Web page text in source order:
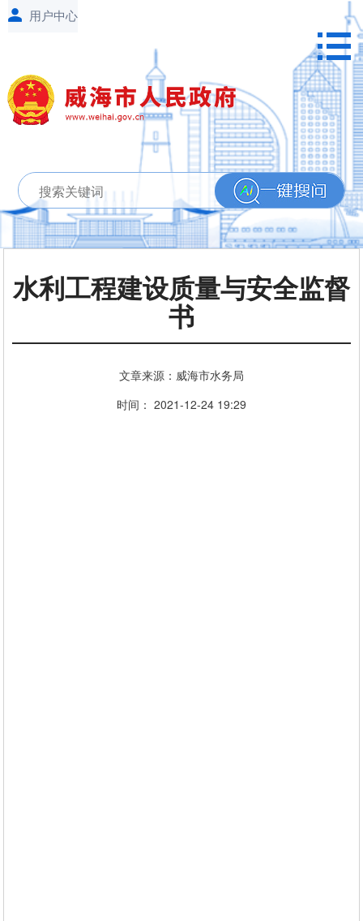
水利工程建设质量与安全监督
书
文章来源：威海市水务局
时间： 2021-12-24 19:29